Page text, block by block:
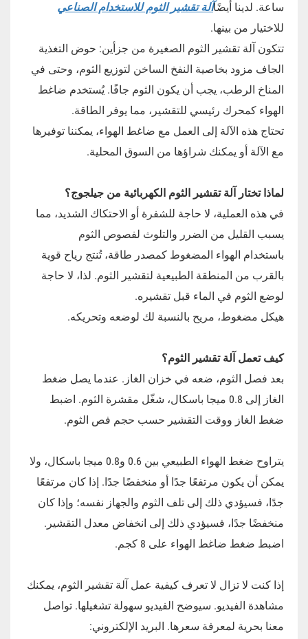
ساعة. لدينا أيضًاآلة تقشير الثوم للاستخدام الصناعي
للاختيار من بينها.
تتكون آلة تقشير الثوم الصغيرة من جزأين: حوض التغذية
الجاف مزود بخاصية النفخ الساخن لتوزيع الثوم، وحتى في
المناخ الرطب، يجب أن يكون الثوم جافًا. يُستخدم ضاغط
الهواء كمحرك رئيسي للتقشير، مما يوفر الطاقة.
تحتاج هذه الآلة إلى العمل مع ضاغط الهواء، يمكننا توفيرها
مع الآلة أو يمكنك شراؤها من السوق المحلية.
لماذا تختار آلة تقشير الثوم الكهربائية من جيلجوج؟
في هذه العملية، لا حاجة للشفرة أو الاحتكاك الشديد، مما
يسبب القليل من الضرر والتلوث لفصوص الثوم
باستخدام الهواء المضغوط كمصدر طاقة، تُنتج رياح قوية
بالقرب من المنطقة الطبيعية لتقشير الثوم. لذا، لا حاجة
لوضع الثوم في الماء قبل تقشيره.
هيكل مضغوط، مريح بالنسبة لك لوضعه وتحريكه.
كيف تعمل آلة تقشير الثوم؟
بعد فصل الثوم، ضعه في خزان الغاز. عندما يصل ضغط
الغاز إلى 0.8 ميجا باسكال، شغّل مقشرة الثوم. اضبط
ضغط الغاز ووقت التقشير حسب حجم فص الثوم.
يتراوح ضغط الهواء الطبيعي بين 0.6 و0.8 ميجا باسكال، ولا
يمكن أن يكون مرتفعًا جدًا أو منخفضًا جدًا. إذا كان مرتفعًا
جدًا، فسيؤدي ذلك إلى تلف الثوم والجهاز نفسه؛ وإذا كان
منخفضًا جدًا، فسيؤدي ذلك إلى انخفاض معدل التقشير.
اضبط ضغط ضاغط الهواء على 8 كجم.
إذا كنت لا تزال لا تعرف كيفية عمل آلة تقشير الثوم، يمكنك
مشاهدة الفيديو. سيوضح الفيديو سهولة تشغيلها. تواصل
معنا بحرية لمعرفة سعرها. البريد الإلكتروني: